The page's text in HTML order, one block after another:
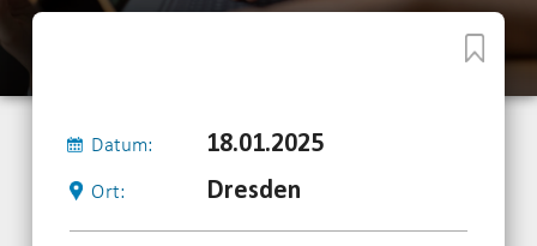
Datum: 18.01.2025
Ort: Dresden